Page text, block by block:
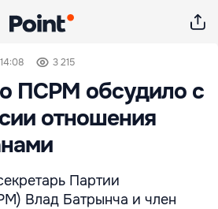
3 215
ПСРМ обсудило с
отношения
Партии
Влад Батрынча и член